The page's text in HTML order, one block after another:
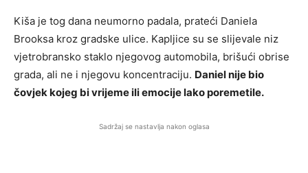
Kiša je tog dana neumorno padala, prateći Daniela
Brooksа kroz gradske ulice. Kapljice su se slijevale niz
vjetrobransko staklo njegovog automobila, brišući obrise
grada, ali ne i njegovu koncentraciju. Daniel nije bio
čovjek kojeg bi vrijeme ili emocije lako poremetile.
Sadržaj se nastavlja nakon oglasa